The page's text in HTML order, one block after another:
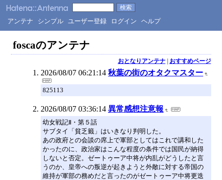
アンテナ シンプル ユーザー登録 ログイン ヘルプ
foscaのアンテナ
おとなりアンテナ| おすすめページ
2026/08/07 06:21:14 秋葉の街のオタクマスター
825113
2026/08/07 03:36:14 異常感想注意報
幼女戦記Ⅱ・第５話
サブタイ「貧乏籤」はいきなり判明した。
あの政府との会談の席上で軍部としてはこれで講和した
かったのに、政治家はこんな程度の条件では国民が納得
しないと否定。ゼートゥーア中将が内乱がどうしたと言
うのか、皇帝への叛逆が起きようと外敵に対する帝国の
維持が軍部の務めだと言ったのがゼートゥーア中将更迭